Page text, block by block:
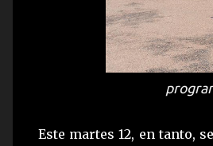
Este martes 12, en tanto,